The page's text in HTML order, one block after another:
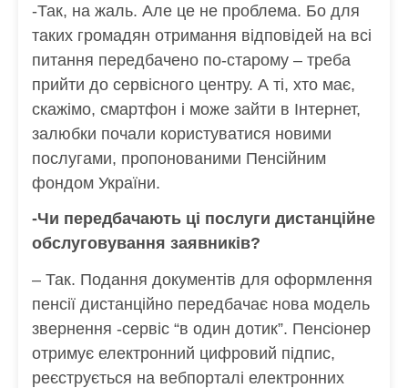
-Так, на жаль. Але це не проблема. Бо для
таких громадян отримання відповідей на всі
питання передбачено по-старому – треба
прийти до сервісного центру. А ті, хто має,
скажімо, смартфон і може зайти в Інтернет,
залюбки почали користуватися новими
послугами, пропонованими Пенсійним
фондом України.
-Чи передбачають ці послуги дистанційне
обслуговування заявників?
– Так. Подання документів для оформлення
пенсії дистанційно передбачає нова модель
звернення -сервіс “в один дотик”. Пенсіонер
отримує електронний цифровий підпис,
реєструється на вебпорталі електронних